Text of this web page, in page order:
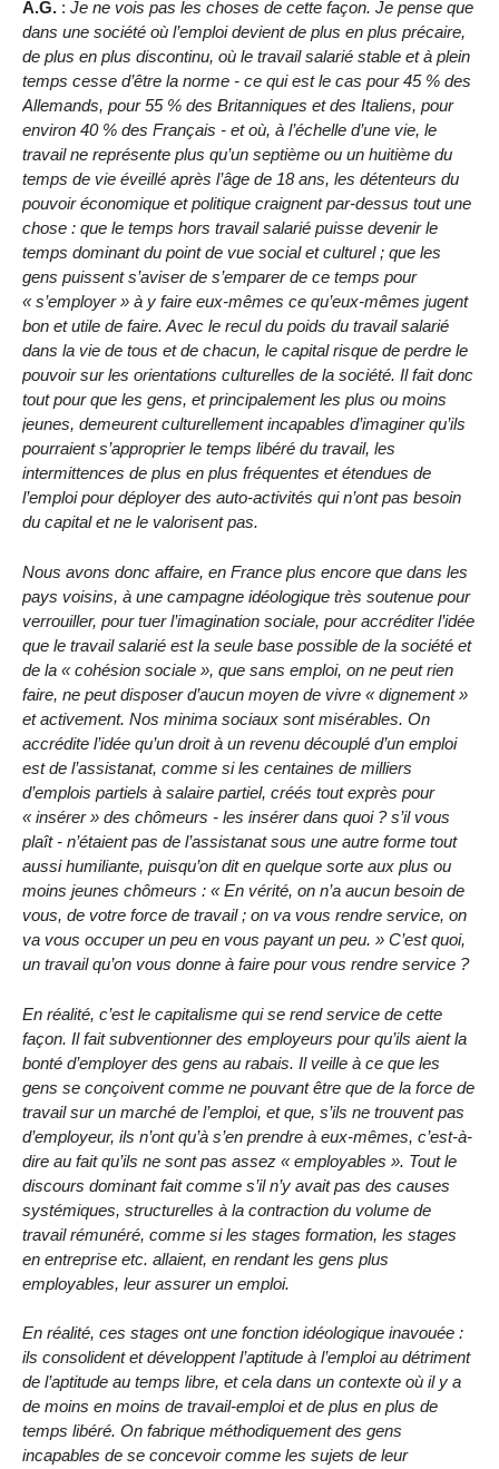
A.G. : Je ne vois pas les choses de cette façon. Je pense que
dans une société où l’emploi devient de plus en plus précaire,
de plus en plus discontinu, où le travail salarié stable et à plein
temps cesse d’être la norme - ce qui est le cas pour 45 % des
Allemands, pour 55 % des Britanniques et des Italiens, pour
environ 40 % des Français - et où, à l’échelle d’une vie, le
travail ne représente plus qu’un septième ou un huitième du
temps de vie éveillé après l’âge de 18 ans, les détenteurs du
pouvoir économique et politique craignent par-dessus tout une
chose : que le temps hors travail salarié puisse devenir le
temps dominant du point de vue social et culturel ; que les
gens puissent s’aviser de s’emparer de ce temps pour
« s’employer » à y faire eux-mêmes ce qu’eux-mêmes jugent
bon et utile de faire. Avec le recul du poids du travail salarié
dans la vie de tous et de chacun, le capital risque de perdre le
pouvoir sur les orientations culturelles de la société. Il fait donc
tout pour que les gens, et principalement les plus ou moins
jeunes, demeurent culturellement incapables d’imaginer qu’ils
pourraient s’approprier le temps libéré du travail, les
intermittences de plus en plus fréquentes et étendues de
l’emploi pour déployer des auto-activités qui n’ont pas besoin
du capital et ne le valorisent pas.
Nous avons donc affaire, en France plus encore que dans les
pays voisins, à une campagne idéologique très soutenue pour
verrouiller, pour tuer l’imagination sociale, pour accréditer l’idée
que le travail salarié est la seule base possible de la société et
de la « cohésion sociale », que sans emploi, on ne peut rien
faire, ne peut disposer d’aucun moyen de vivre « dignement »
et activement. Nos minima sociaux sont misérables. On
accrédite l’idée qu’un droit à un revenu découplé d’un emploi
est de l’assistanat, comme si les centaines de milliers
d’emplois partiels à salaire partiel, créés tout exprès pour
« insérer » des chômeurs - les insérer dans quoi ? s’il vous
plaît - n’étaient pas de l’assistanat sous une autre forme tout
aussi humiliante, puisqu’on dit en quelque sorte aux plus ou
moins jeunes chômeurs : « En vérité, on n’a aucun besoin de
vous, de votre force de travail ; on va vous rendre service, on
va vous occuper un peu en vous payant un peu. » C’est quoi,
un travail qu’on vous donne à faire pour vous rendre service ?
En réalité, c’est le capitalisme qui se rend service de cette
façon. Il fait subventionner des employeurs pour qu’ils aient la
bonté d’employer des gens au rabais. Il veille à ce que les
gens se conçoivent comme ne pouvant être que de la force de
travail sur un marché de l’emploi, et que, s’ils ne trouvent pas
d’employeur, ils n’ont qu’à s’en prendre à eux-mêmes, c’est-à-
dire au fait qu’ils ne sont pas assez « employables ». Tout le
discours dominant fait comme s’il n’y avait pas des causes
systémiques, structurelles à la contraction du volume de
travail rémunéré, comme si les stages formation, les stages
en entreprise etc. allaient, en rendant les gens plus
employables, leur assurer un emploi.
En réalité, ces stages ont une fonction idéologique inavouée :
ils consolident et développent l’aptitude à l’emploi au détriment
de l’aptitude au temps libre, et cela dans un contexte où il y a
de moins en moins de travail-emploi et de plus en plus de
temps libéré. On fabrique méthodiquement des gens
incapables de se concevoir comme les sujets de leur